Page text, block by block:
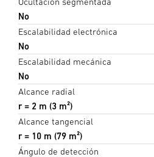
No
Escalabilidad electrónica
No
Escalabilidad mecánica
No
Alcance radial
r = 2 m (3 m²)
Alcance tangencial
r = 10 m (79 m²)
Ángulo de detección